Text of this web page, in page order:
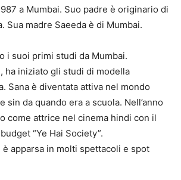
a Mumbai. Suo padre è originario di
Sua madre Saeeda è di Mumbai.
i suoi primi studi da Mumbai.
ha iniziato gli studi di modella
Sana è diventata attiva nel mondo
sin da quando era a scuola. Nell’anno
come attrice nel cinema hindi con il
“Ye Hai Society”.
è apparsa in molti spettacoli e spot